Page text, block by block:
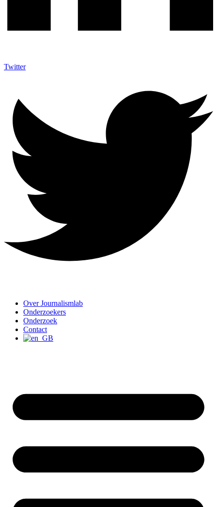
Twitter
Over Journalismlab
Onderzoekers
Onderzoek
Contact